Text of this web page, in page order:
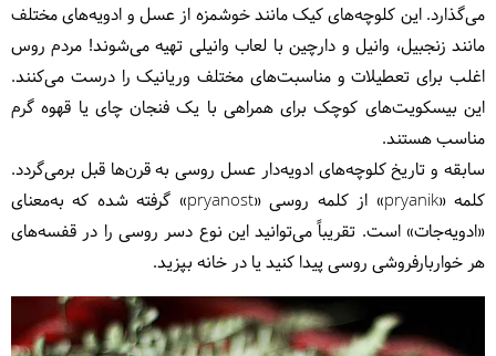
می‌گذارد. این کلوچه‌های کیک مانند خوشمزه از عسل و ادویه‌های مختلف
مانند زنجبیل، وانیل و دارچین با لعاب وانیلی تهیه می‌شوند! مردم روس
اغلب برای تعطیلات و مناسبت‌های مختلف وریانیک را درست می‌کنند.
این بیسکویت‌های کوچک برای همراهی با یک فنجان چای یا قهوه گرم
مناسب هستند.
سابقه و تاریخ کلوچه‌های ادویه‌دار عسل روسی به قرن‌ها قبل برمی‌گردد.
کلمه «pryanik» از کلمه روسی «pryanost» گرفته شده که به‌معنای
«ادویه‌جات» است. تقریباً می‌توانید این نوع دسر روسی را در قفسه‌های
هر خواربارفروشی روسی پیدا کنید یا در خانه بپزید.